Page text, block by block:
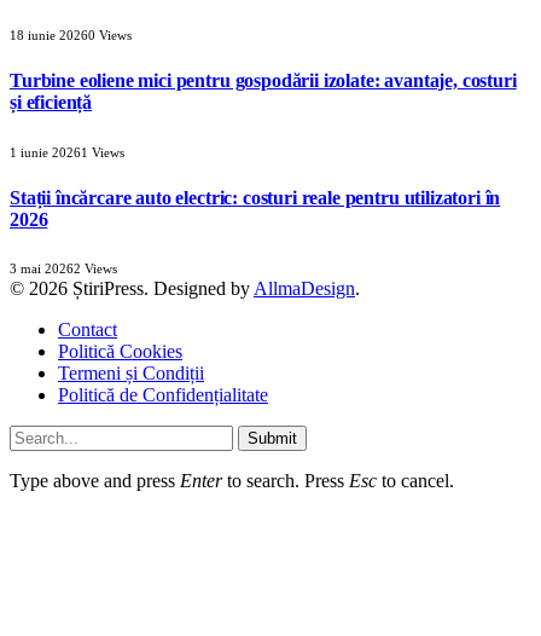
18 iunie 20260 Views
Turbine eoliene mici pentru gospodării izolate: avantaje, costuri
și eficiență
1 iunie 20261 Views
Stații încărcare auto electric: costuri reale pentru utilizatori în
2026
3 mai 20262 Views
© 2026 ȘtiriPress. Designed by AllmaDesign.
Contact
Politică Cookies
Termeni și Condiții
Politică de Confidențialitate
Submit
Type above and press Enterto search. Press Esc to cancel.